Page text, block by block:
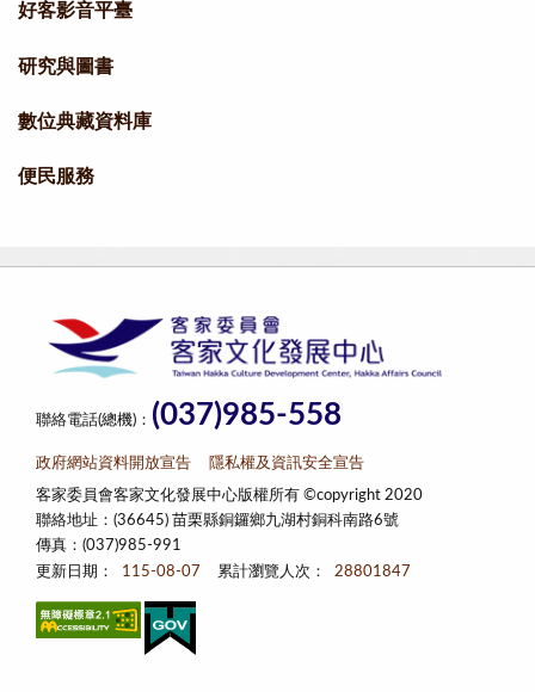
好客影音平臺
研究與圖書
數位典藏資料庫
便民服務
聯絡電話(總機)： (037)985-558
政府網站資料開放宣告 隱私權及資訊安全宣告
客家委員會客家文化發展中心版權所有 ©copyright 2020
聯絡地址：(36645) 苗栗縣銅鑼鄉九湖村銅科南路6號
傳真：(037)985-991
更新日期：
115-08-07 累計瀏覽人次： 28801847